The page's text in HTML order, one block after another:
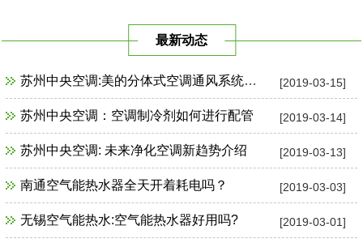
最新动态
[2019-03-15]
苏州中央空调:美的分体式空调通风系统故障检修
[2019-03-14]
苏州中央空调：空调制冷剂如何进行配管
[2019-03-13]
苏州中央空调: 未来净化空调新趋势介绍
[2019-03-03]
南通空气能热水器全天开着耗电吗？
[2019-03-01]
无锡空气能热水:空气能热水器好用吗?